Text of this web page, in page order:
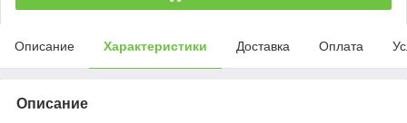
Описание Характеристики Доставка Оплата
Описание